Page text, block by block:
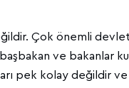
Çok önemli
ve bakanlar
pek kolay değildir